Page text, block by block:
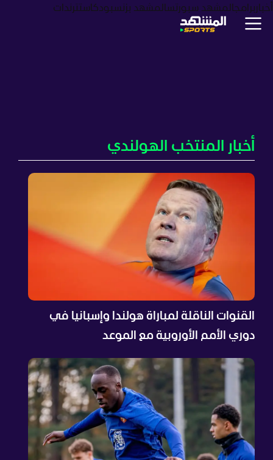
أخبار برامجالمشهد سبورتسالمشهد بزنسبودكاستترندات
أخبار المنتخب الهولندي
القنوات الناقلة لمباراة هولندا وإسبانيا في
دوري الأمم الأوروبية مع الموعد